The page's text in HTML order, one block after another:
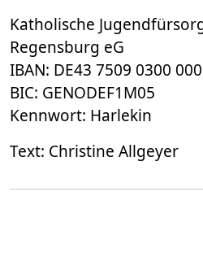
Katholische
Regensburg eG
IBAN: DE43 7509 0300
BIC: GENODEF1M05
Kennwort: Harlekin
Text: Christine Allgeyer